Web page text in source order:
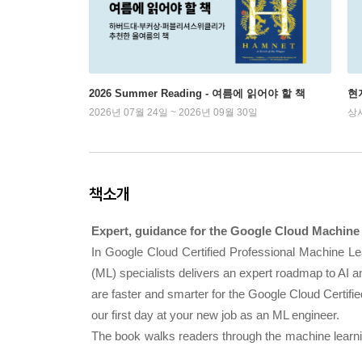
2026 Summer Reading - 여름에 읽어야 할 책
2026년 07월 24일 ~ 2026년 09월 30일
현
상
책소개
Expert, guidance for the Google Cloud
In Google Cloud Certified Professional Machine
(ML) specialists delivers an expert roadmap to AI
are faster and smarter for the Google Cloud
our first day at your new job as an ML engineer.
The book walks readers through the machine